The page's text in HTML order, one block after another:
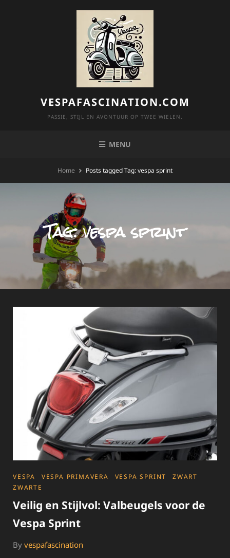
VESPAFASCINATION.COM
PASSIE, STIJL EN AVONTUUR OP TWEE WIELEN.
MENU
Home Posts taggedTag:vespa sprint
Tag:vespa sprint
CATEGORIES
VESPA VESPA PRIMAVERA VESPA SPRINT
ZWART
ZWARTE
Veilig en Stijlvol: Valbeugels voor de
Vespa Sprint
By vespafascination